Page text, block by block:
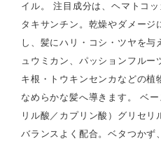
イル。 注目成分は、ヘマトコ
タキサンチン。乾燥やダメージ
し、髪にハリ・コシ・ツヤを
ュウミカン、パッションフル
キ根・トウキンセンカなどの植
なめらかな髪へ導きます。 ベ
リル酸／カプリン酸）グリセ
バランスよく配合。ベタつかず